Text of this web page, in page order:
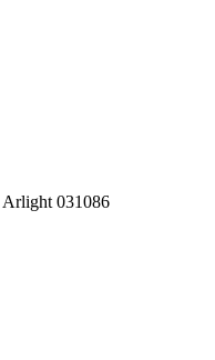
031086